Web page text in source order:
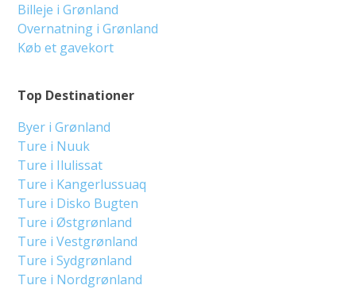
Top Destinationer
Byer i Grønland
Ture i Nuuk
Ture i Ilulissat
Ture i Kangerlussuaq
Ture i Disko Bugten
Ture i Østgrønland
Ture i Vestgrønland
Ture i Sydgrønland
Ture i Nordgrønland
Billeje i Grønland
Overnatning i Grønland
Køb et gavekort